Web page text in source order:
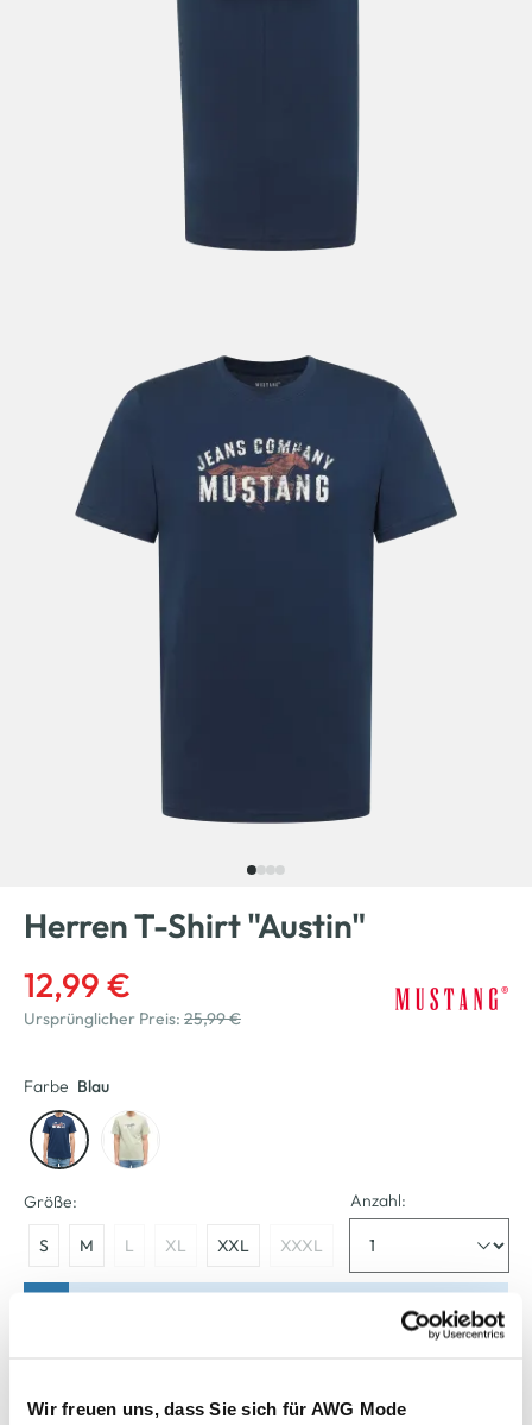
Wir freuen uns, dass Sie sich für AWG Mode
Herren T-Shirt "Austin"
12,99 €
Ursprünglicher Preis: 25,99 €
Farbe Blau
Größe:
S M L XL XXL XXXL
Anzahl: